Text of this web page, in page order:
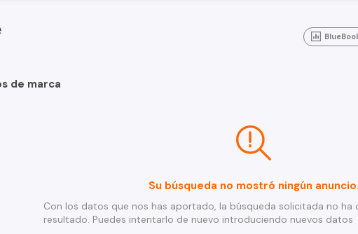
de marca
Su búsqueda no mostró ningún anuncio.
Con los datos que nos has aportado, la búsqueda solicitada no ha
resultado. Puedes intentarlo de nuevo introduciendo nuevos datos